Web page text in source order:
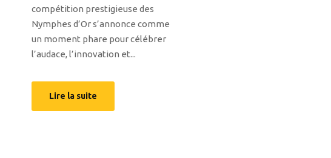
compétition prestigieuse des
Nymphes d’Or s’annonce comme
un moment phare pour célébrer
l’audace, l’innovation et...
Lire la suite